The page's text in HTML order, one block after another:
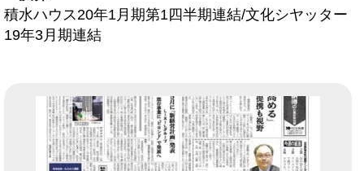
積水ハウス20年1月期第1四半期連結/文化シヤッター
19年3月期連結